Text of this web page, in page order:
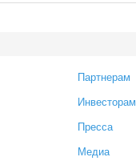
Партнерам
Инвесторам
Пресса
Медиа